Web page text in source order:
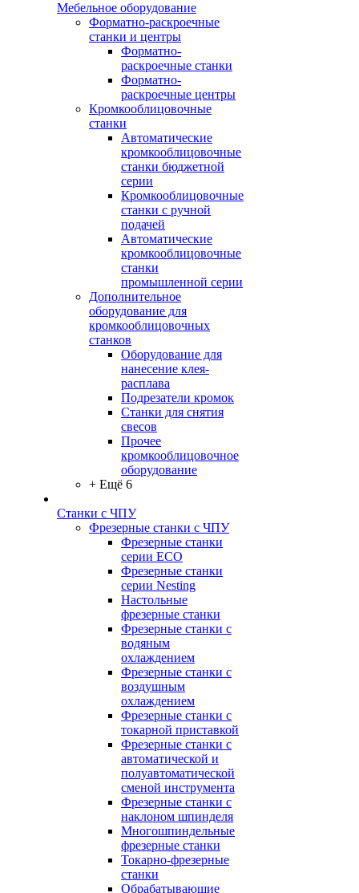
Мебельное оборудование
Форматно-раскроечные
станки и центры
Форматно-
раскроечные станки
Форматно-
раскроечные центры
Кромкооблицовочные
станки
Автоматические
кромкооблицовочные
станки бюджетной
серии
Кромкооблицовочные
станки с ручной
подачей
Автоматические
кромкооблицовочные
станки
промышленной серии
Дополнительное
оборудование для
кромкооблицовочных
станков
Оборудование для
нанесение клея-
расплава
Подрезатели кромок
Станки для снятия
свесов
Прочее
кромкооблицовочное
оборудование
+ Ещё 6
Станки с ЧПУ
Фрезерные станки с ЧПУ
Фрезерные станки
серии ECO
Фрезерные станки
серии Nesting
Настольные
фрезерные станки
Фрезерные станки с
водяным
охлаждением
Фрезерные станки с
воздушным
охлаждением
Фрезерные станки с
токарной приставкой
Фрезерные станки с
автоматической и
полуавтоматической
сменой инструмента
Фрезерные станки с
наклоном шпинделя
Многошпиндельные
фрезерные станки
Токарно-фрезерные
станки
Обрабатывающие